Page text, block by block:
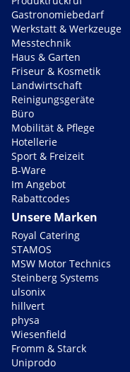
Gastronomiebedarf
Werkstatt & Werkzeuge
Messtechnik
Haus & Garten
Friseur & Kosmetik
Landwirtschaft
Reinigungsgeräte
Büro
Mobilität & Pflege
Hotellerie
Sport & Freizeit
B-Ware
Im Angebot
Rabattcodes
Unsere Marken
Royal Catering
STAMOS
MSW Motor Technics
Steinberg Systems
ulsonix
hillvert
physa
Wiesenfield
Fromm & Starck
Uniprodo